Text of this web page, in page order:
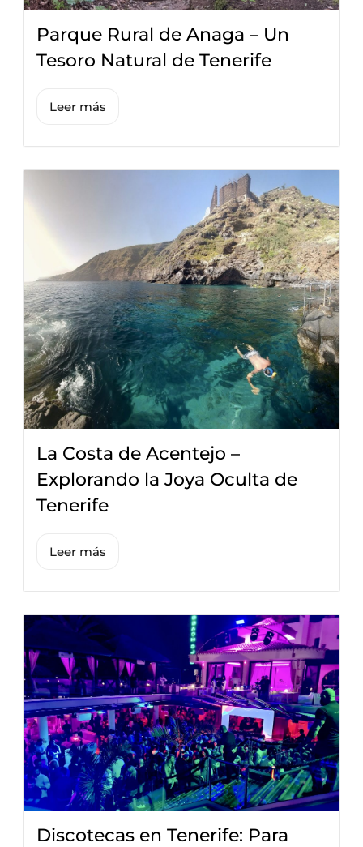
Parque Rural de Anaga – Un
Tesoro Natural de Tenerife
Leer más
La Costa de Acentejo –
Explorando la Joya Oculta de
Tenerife
Leer más
Discotecas en Tenerife: Para